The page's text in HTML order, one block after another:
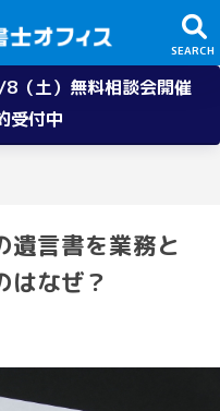
（土）無料相談会開催
受付中
遺言書を業務と
はなぜ？